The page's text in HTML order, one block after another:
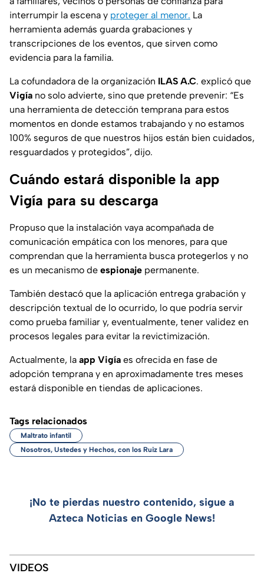
interrumpir la escena y proteger al menor. La
herramienta además guarda grabaciones y
transcripciones de los eventos, que sirven como
evidencia para la familia.
La cofundadora de la organización ILAS A.C. explicó que
Vigía no solo advierte, sino que pretende prevenir: “Es
una herramienta de detección temprana para estos
momentos en donde estamos trabajando y no estamos
100% seguros de que nuestros hijos están bien cuidados,
resguardados y protegidos”, dijo.
Cuándo estará disponible la app
Vigía para su descarga
Propuso que la instalación vaya acompañada de
comunicación empática con los menores, para que
comprendan que la herramienta busca protegerlos y no
es un mecanismo de espionaje permanente.
También destacó que la aplicación entrega grabación y
descripción textual de lo ocurrido, lo que podría servir
como prueba familiar y, eventualmente, tener validez en
procesos legales para evitar la revictimización.
Actualmente, la app Vigía es ofrecida en fase de
adopción temprana y en aproximadamente tres meses
estará disponible en tiendas de aplicaciones.
Tags relacionados
Maltrato infantil
Nosotros, Ustedes y Hechos, con los Ruiz Lara
¡No te pierdas nuestro contenido, sigue a
Azteca Noticias en Google News!
VIDEOS